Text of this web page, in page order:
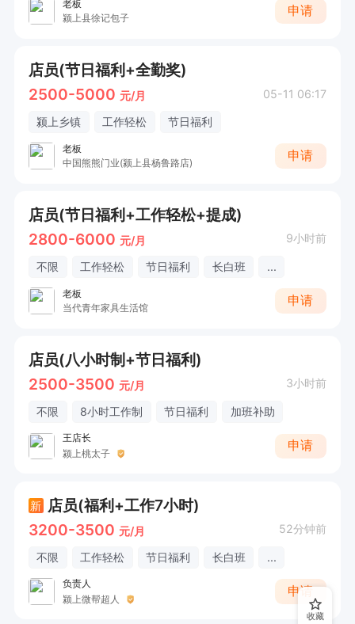
老板
颍上县徐记包子
申请
店员(节日福利+全勤奖)
2500-5000 元/月 05-11 06:17
颍上乡镇 工作轻松 节日福利
老板
中国熊熊门业(颍上县杨鲁路店)
申请
店员(节日福利+工作轻松+提成)
2800-6000 元/月 9小时前
不限 工作轻松 节日福利 长白班 ...
老板
当代青年家具生活馆
申请
店员(八小时制+节日福利)
2500-3500 元/月 3小时前
不限 8小时工作制 节日福利 加班补助
王店长
颍上桃太子
申请
新 店员(福利+工作7小时)
3200-3500 元/月 52分钟前
不限 工作轻松 节日福利 长白班 ...
负责人
颍上微帮超人
申请
收藏